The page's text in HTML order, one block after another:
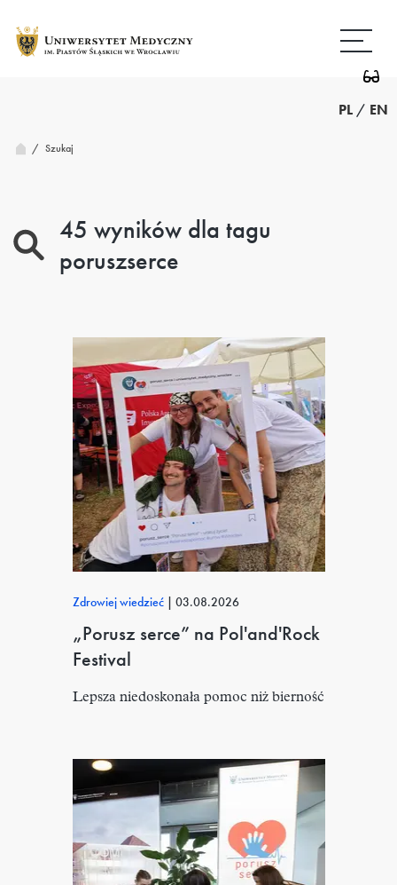
treści
strony
PL / EN
/ Szukaj
45 wyników dla tagu
poruszserce
Zdrowiej wiedzieć | 03.08.2026
„Porusz serce” na Pol'and'Rock
Festival
Lepsza niedoskonała pomoc niż bierność
Ostatnia